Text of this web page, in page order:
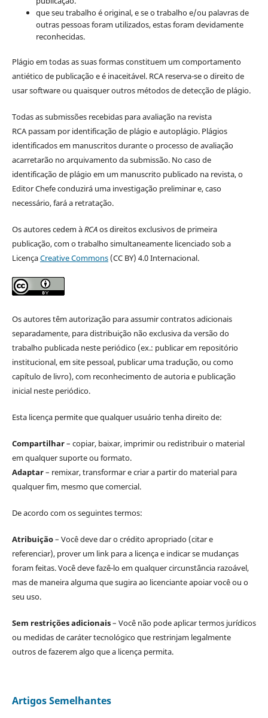
que seu trabalho é original, e se o trabalho e/ou palavras de
outras pessoas foram utilizados, estas foram devidamente
reconhecidas.
Plágio em todas as suas formas constituem um comportamento
antiético de publicação e é inaceitável. RCA reserva-se o direito de
usar software ou quaisquer outros métodos de detecção de plágio.
Todas as submissões recebidas para avaliação na revista
RCA passam por identificação de plágio e autoplágio. Plágios
identificados em manuscritos durante o processo de avaliação
acarretarão no arquivamento da submissão. No caso de
identificação de plágio em um manuscrito publicado na revista, o
Editor Chefe conduzirá uma investigação preliminar e, caso
necessário, fará a retratação.
Os autores cedem àRCAos direitos exclusivos de primeira
publicação, com o trabalho simultaneamente licenciado sob a
LicençaCreative Commons(CC BY) 4.0 Internacional.
Os autores têm autorização para assumir contratos adicionais
separadamente, para distribuição não exclusiva da versão do
trabalho publicada neste periódico (ex.: publicar em repositório
institucional, em site pessoal, publicar uma tradução, ou como
capítulo de livro), com reconhecimento de autoria e publicação
inicial neste periódico.
Esta licença permite que qualquer usuário tenha direito de:
Compartilhar– copiar, baixar, imprimir ou redistribuir o material
em qualquer suporte ou formato.
Adaptar– remixar, transformar e criar a partir do material para
qualquer fim, mesmo que comercial.
De acordo com os seguintes termos:
Atribuição– Você deve dar o crédito apropriado (citar e
referenciar), prover um link para a licença e indicar se mudanças
foram feitas. Você deve fazê-lo em qualquer circunstância razoável,
mas de maneira alguma que sugira ao licenciante apoiar você ou o
seu uso.
Sem restrições adicionais– Você não pode aplicar termos jurídicos
ou medidas de caráter tecnológico que restrinjam legalmente
outros de fazerem algo que a licença permita.
Artigos Semelhantes